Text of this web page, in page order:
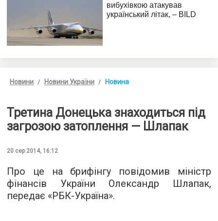
Новини Новини України Новина
Третина Донецька знаходиться під
загрозою затоплення — Шлапак
20 сер 2014, 16:12
Про це на брифінгу повідомив міністр
фінансів України Олександр Шлапак,
передає «РБК-Україна».